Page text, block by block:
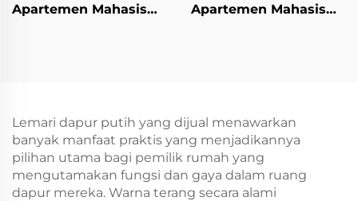
Apartemen Mahasiswa
Apartemen Mahasiswa
Lemari dapur putih yang dijual menawarkan
banyak manfaat praktis yang menjadikannya
pilihan utama bagi pemilik rumah yang
mengutamakan fungsi dan gaya dalam ruang
dapur mereka. Warna terang secara alami